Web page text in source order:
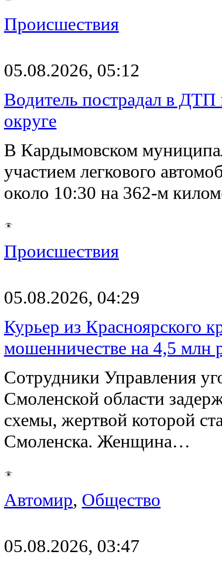
Происшествия
05.08.2026, 05:12
Водитель пострадал в
округе
В Кардымовском
участием легкового
около 10:30 на 362-м
Происшествия
05.08.2026, 04:29
Курьер из Красноярского
мошенничестве на 4,5 млн
Сотрудники Управления
Смоленской области
схемы, жертвой которой
Смоленска. Женщина…
Автомир, Общество
05.08.2026, 03:47